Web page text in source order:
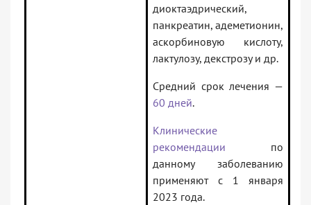
диоктаэдрический,
панкреатин, адеметионин,
аскорбиновую кислоту,
лактулозу, декстрозу и др.
Средний срок лечения —
60 дней.
Клинические
рекомендации по
данному заболеванию
применяют с 1 января
2023 года.